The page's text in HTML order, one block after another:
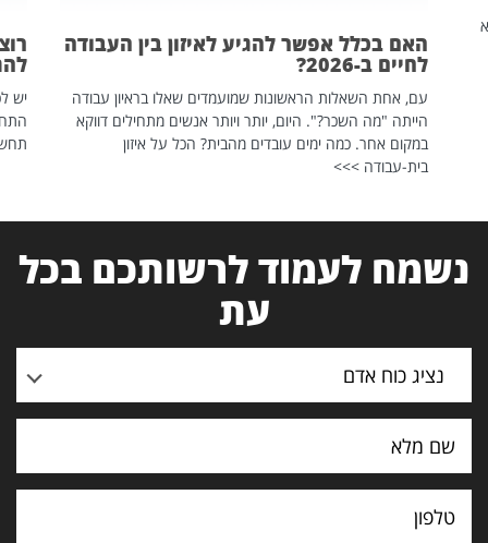
האם בכלל אפשר להגיע לאיזון בין העבודה
לחיים ב-2026?
עם, אחת השאלות הראשונות שמועמדים שאלו בראיון עבודה
הייתה "מה השכר?". היום, יותר ויותר אנשים מתחילים דווקא
במקום אחר. כמה ימים עובדים מהבית? הכל על איזון
בית-עבודה >>>
יש
נשמח לעמוד לרשותכם בכל
עת
נציג כוח אדם